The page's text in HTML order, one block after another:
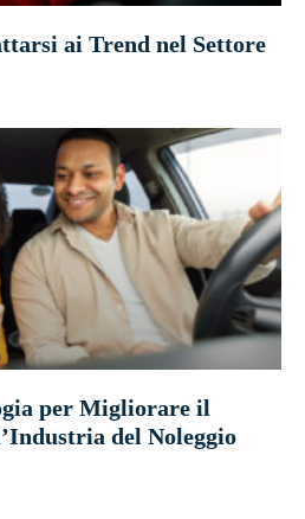
ai Trend nel Settore
per Migliorare il
del Noleggio